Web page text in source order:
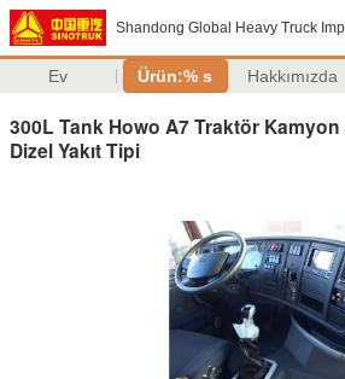
Shandong Global Heavy Truck
Ev Ürün:% s Hakkımızda
300L Tank Howo A7 Traktör
Dizel Yakıt Tipi